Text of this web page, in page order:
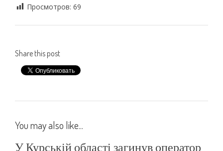
Просмотров: 69
Share this post
You may also like...
У Курській області загинув оператор